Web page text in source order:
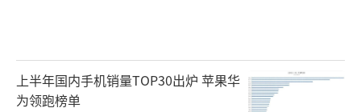
上半年国内手机销量TOP30出炉 苹果华
为领跑榜单